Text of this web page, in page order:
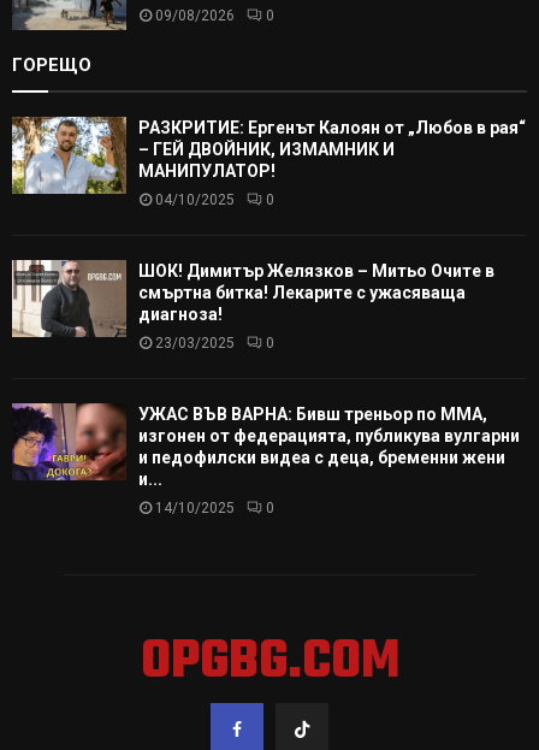
09/08/2026 0
ГОРЕЩО
РАЗКРИТИЕ: Ергенът Калоян от „Любов в рая“
– ГЕЙ ДВОЙНИК, ИЗМАМНИК И
МАНИПУЛАТОР!
04/10/2025 0
ШОК! Димитър Желязков – Митьо Очите в
смъртна битка! Лекарите с ужасяваща
диагноза!
23/03/2025 0
УЖАС ВЪВ ВАРНА: Бивш треньор по ММА,
изгонен от федерацията, публикува вулгарни
и педофилски видеа с деца, бременни жени
и...
14/10/2025 0
OPGBG.COM